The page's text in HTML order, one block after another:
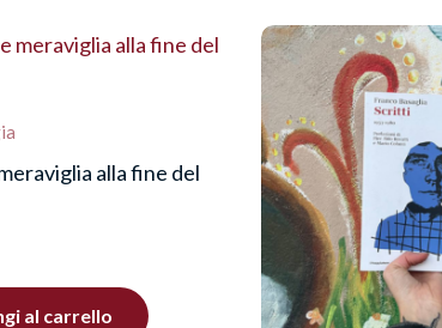
razza, classe, riproduzione dal
alla fine del
al carrello